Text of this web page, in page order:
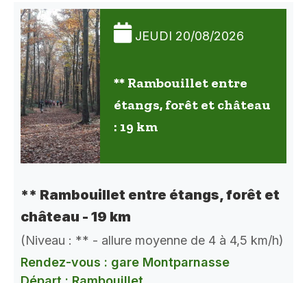
JEUDI 20/08/2026
** Rambouillet entre
étangs, forêt et château
: 19 km
** Rambouillet entre étangs, forêt et
château - 19 km
(Niveau : ** - allure moyenne de 4 à 4,5 km/h)
Rendez-vous : gare Montparnasse